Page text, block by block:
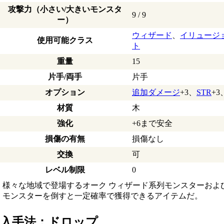
攻撃力（小さい/大きいモンスタ
ー）
9 / 9
使用可能クラス
ウィザード
イリュージ
ト
重量
15
片手/両手
片手
オプション
追加ダメージ+3、 STR+3、
材質
木
強化
+6まで安全
損傷の有無
損傷なし
交換
可
レベル制限
0
様々な地域で登場するオーク ウィザード系列モンスターおよ
モンスターを倒すと一定確率で獲得できるアイテムだ。